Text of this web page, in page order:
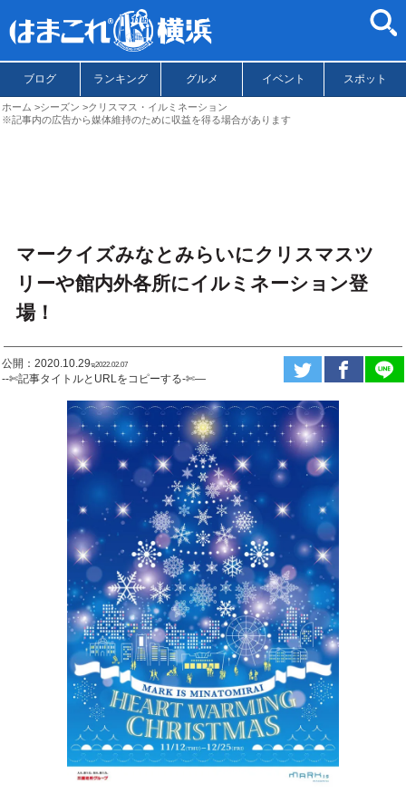
ブログ ランキング グルメ イベント スポット
ホーム シーズン
クリスマス・イルミネーション
※記事内の広告から媒体維持のために収益を得る場合があります
マークイズみなとみらいにクリスマスツ
リーや館内外各所にイルミネーション登
場！
公開：2020.10.29ಇ2022.02.07
--✄記事タイトルとURLをコピーする-✄—